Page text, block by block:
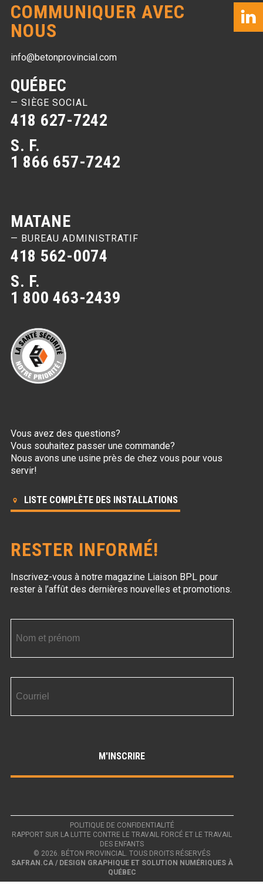
COMMUNIQUER AVEC
NOUS
info@betonprovincial.com
QUÉBEC
— SIÈGE SOCIAL
418 627-7242
S. F.
1 866 657-7242
MATANE
— BUREAU ADMINISTRATIF
418 562-0074
S. F.
1 800 463-2439
Vous avez des questions?
Vous souhaitez passer une commande?
Nous avons une usine près de chez vous pour vous
servir!
LISTE COMPLÈTE DES INSTALLATIONS
RESTER INFORMÉ!
Inscrivez-vous à notre magazine Liaison BPLpour
rester à l’affût des dernières nouvelles et promotions.
POLITIQUE DE CONFIDENTIALITÉ
RAPPORT SUR LA LUTTE CONTRE LE TRAVAIL FORCÉ ET LE TRAVAIL
DES ENFANTS
© 2026. BÉTON PROVINCIAL. TOUS DROITS RÉSERVÉS
SAFRAN.CA / DESIGN GRAPHIQUE ET SOLUTION NUMÉRIQUES À
QUÉBEC